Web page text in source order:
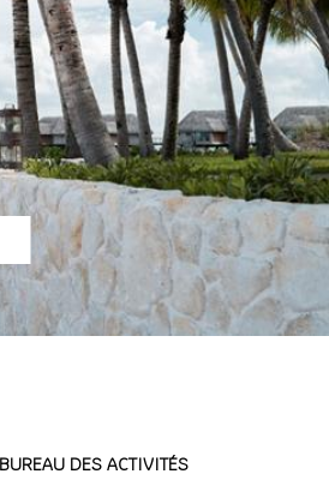
BUREAU DES ACTIVITÉS